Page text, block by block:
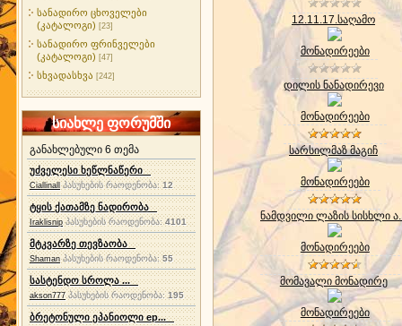
სანადირო ცხოველები
(კატალოგი) [23]
სანადირო ფრინველები
(კატალოგი) [47]
სხვადასხვა [242]
სიახლე ფორუმში
განახლებული 6 თემა
უძველესი ხეწლნაწერი
Ciallinall პასუხების რაოდენობა:12
ტყის ქათამზე ნადირობა
Iraklisnip პასუხების რაოდენობა: 4101
მტკვარზე თევზაობა
Shaman პასუხების რაოდენობა:55
სასტენდო სროლა ...
akson777 პასუხების რაოდენობა:195
ბრეტონული ეპანიოლი ep...
12.11.17.საღამო
მონადირეები
დილის ნანადირევი
მონადირეები
სარსილმაზ მაგიჩ
მონადირეები
ნამდვილი ლაზის სისხლი
მონადირეები
მომავალი მონადირე
მონადირეები